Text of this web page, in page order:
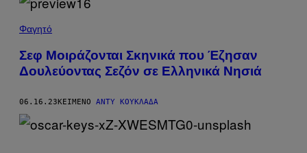
Φαγητό
Σεφ Μοιράζονται Σκηνικά που Έζησαν
Δουλεύοντας Σεζόν σε Ελληνικά Νησιά
06.16.23ΚΕΊΜΕΝΟ ΆΝΤΥ ΚΟΥΚΛΆΔΑ